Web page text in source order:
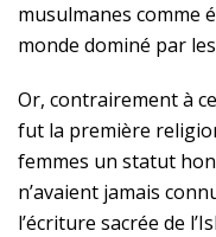
musulmanes comme
monde dominé par
Or, contrairement à
fut la première
femmes un statut
n’avaient jamais
l’écriture sacrée de